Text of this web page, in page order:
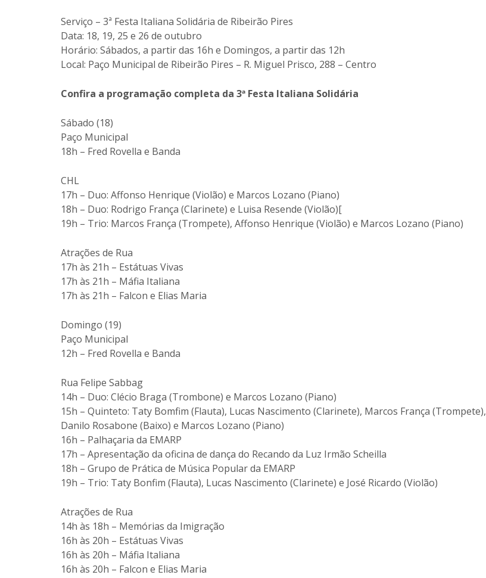
Serviço – 3ª Festa Italiana Solidária de Ribeirão Pires
Data: 18, 19, 25 e 26 de outubro
Horário: Sábados, a partir das 16h e Domingos, a partir das 12h
Local: Paço Municipal de Ribeirão Pires – R. Miguel Prisco, 288 – Centro
Confira a programação completa da 3ª Festa Italiana Solidária
Sábado (18)
Paço Municipal
18h – Fred Rovella e Banda
CHL
17h – Duo: Affonso Henrique (Violão) e Marcos Lozano (Piano)
18h – Duo: Rodrigo França (Clarinete) e Luisa Resende (Violão)[
19h – Trio: Marcos França (Trompete), Affonso Henrique (Violão) e Marcos Lozano (Piano)
Atrações de Rua
17h às 21h – Estátuas Vivas
17h às 21h – Máfia Italiana
17h às 21h – Falcon e Elias Maria
Domingo (19)
Paço Municipal
12h – Fred Rovella e Banda
Rua Felipe Sabbag
14h – Duo: Clécio Braga (Trombone) e Marcos Lozano (Piano)
15h – Quinteto: Taty Bomfim (Flauta), Lucas Nascimento (Clarinete), Marcos França (Trompete),
Danilo Rosabone (Baixo) e Marcos Lozano (Piano)
16h – Palhaçaria da EMARP
17h – Apresentação da oficina de dança do Recando da Luz Irmão Scheilla
18h – Grupo de Prática de Música Popular da EMARP
19h – Trio: Taty Bonfim (Flauta), Lucas Nascimento (Clarinete) e José Ricardo (Violão)
Atrações de Rua
14h às 18h – Memórias da Imigração
16h às 20h – Estátuas Vivas
16h às 20h – Máfia Italiana
16h às 20h – Falcon e Elias Maria